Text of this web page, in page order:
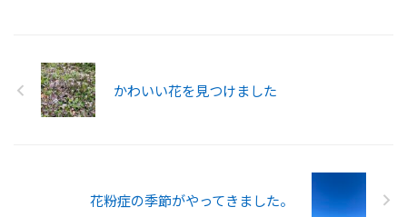
かわいい花を見つけました
花粉症の季節がやってきました。